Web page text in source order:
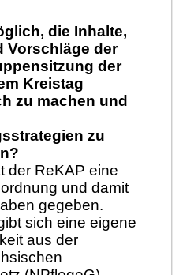
die Inhalte,
Vorschläge der
der
Kreistag
zu machen und
zu
der ReKAP eine
und damit
gegeben.
sich eine eigene
aus der